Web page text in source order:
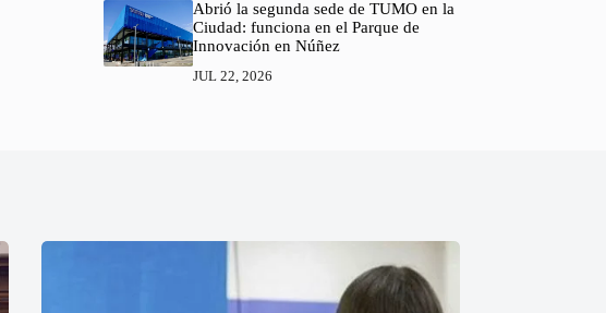
Abrió la segunda sede de TUMO en la
Ciudad: funciona en el Parque de
Innovación en Núñez
JUL 22, 2026